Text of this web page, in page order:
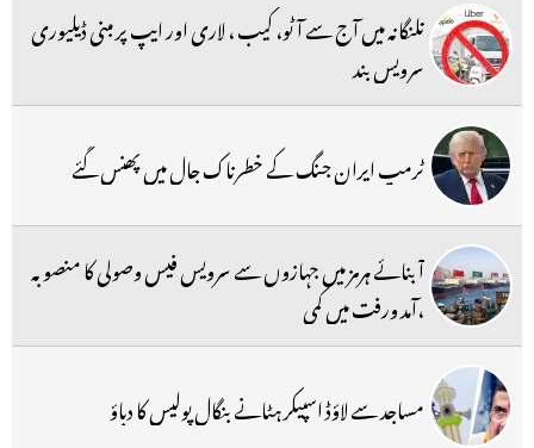
تلنگانہ میں آج سے آٹو، کیب ، لاری اور ایپ پر مبنی ڈیلیوری
سرویس بند
ٹرمپ ایران جنگ کے خطرناک جال میں پھنس گئے
آبنائے ہرمز میں جہازوں سے سرویس فیس وصولی کا منصوبہ
،آمد ورفت میں کمی
مساجد سے لاؤڈ اسپیکر ہٹانے بنگال پولیس کا دباؤ